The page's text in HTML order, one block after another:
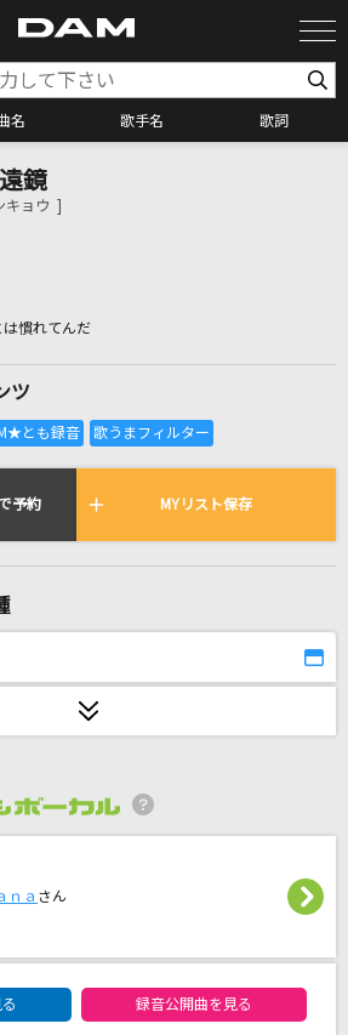
名 歌手名 歌詞
カラオケ検索
全国りれき
ムで歌われている曲の一覧
枝実乃梨(CV:堀江由衣)・川嶋亜美(CV:喜多村
ド
鏡
キョウ ]
は慣れてんだ
ツ
予約 MYリスト保存
ｎａ さん
録音公開曲を見る